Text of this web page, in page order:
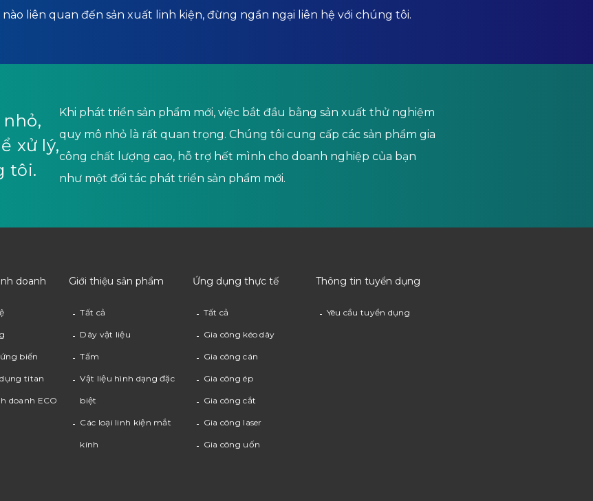
liên quan đến sản xuất linh kiện, đừng ngần ngại liên hệ với chúng tôi.
xử lý,
tôi.
Khi phát triển sản phẩm mới, việc bắt đầu bằng sản xuất thử nghiệm
quy mô nhỏ là rất quan trọng. Chúng tôi cung cấp các sản phẩm gia
công chất lượng cao, hỗ trợ hết mình cho doanh nghiệp của bạn
như một đối tác phát triển sản phẩm mới.
doanh
biến
titan
doanh ECO
Giới thiệu sản phẩm
Tất cả
Dây vật liệu
Tấm
Vật liệu hình dạng đặc
biệt
Các loại linh kiện mắt
kính
Ứng dụng thực tế
Tất cả
Gia công kéo dây
Gia công cán
Gia công ép
Gia công cắt
Gia công laser
Gia công uốn
Thông tin tuyển dụng
Yêu cầu tuyển dụng